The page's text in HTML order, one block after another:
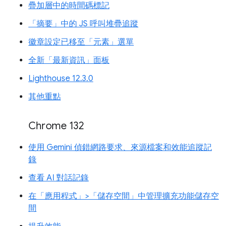
疊加層中的時間碼標記
「摘要」中的 JS 呼叫堆疊追蹤
徽章設定已移至「元素」選單
全新「最新資訊」面板
Lighthouse 12.3.0
其他重點
Chrome 132
使用 Gemini 偵錯網路要求、來源檔案和效能追蹤記
錄
查看 AI 對話記錄
在「應用程式」>「儲存空間」中管理擴充功能儲存空
間